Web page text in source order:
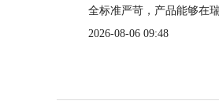
全标准严苛，产品能够在
2026-08-06 09:48